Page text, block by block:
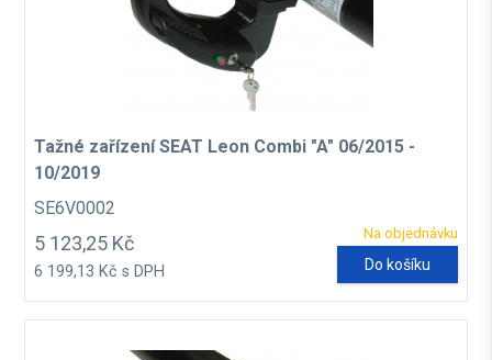
Tažné zařízení SEAT Leon Combi "A" 06/2015 -
10/2019
SE6V0002
Na objednávku
5 123,25 Kč
6 199,13 Kč s DPH Do košíku